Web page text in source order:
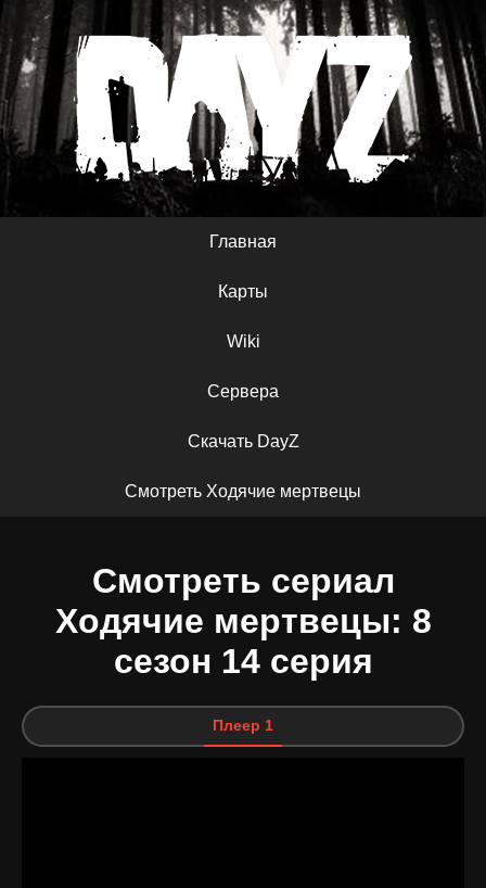
Главная
Карты
Wiki
Сервера
Скачать DayZ
Смотреть Ходячие мертвецы
Смотреть сериал
Ходячие мертвецы: 8
сезон 14 серия
Плеер 1